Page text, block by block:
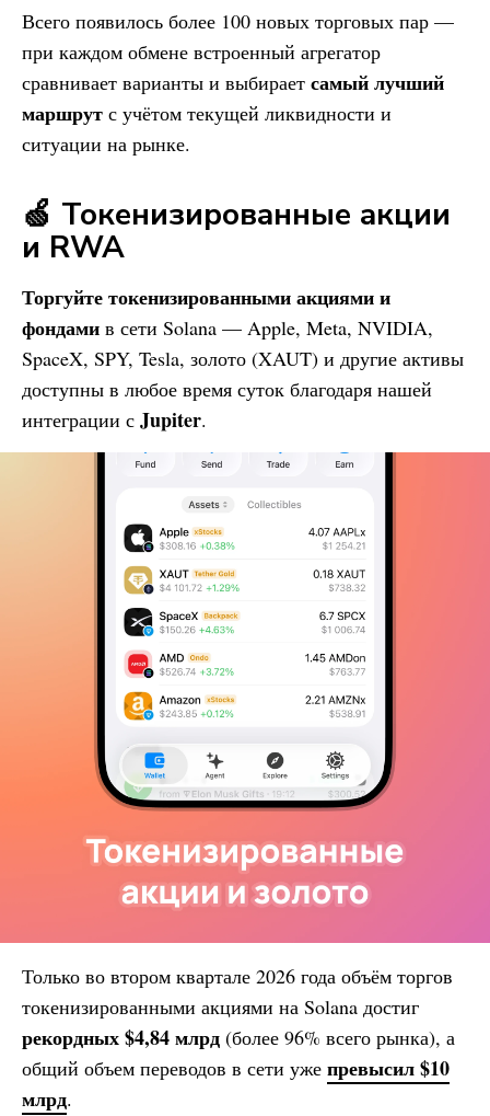
Всего появилось более 100 новых торговых пар —
при каждом обмене встроенный агрегатор
сравнивает варианты и выбирает самый лучший
маршрут с учётом текущей ликвидности и
ситуации на рынке.
🍏 Токенизированные акции
и RWA
Торгуйте токенизированными акциями и
фондами в сети Solana — Apple, Meta, NVIDIA,
SpaceX, SPY, Tesla, золото (XAUT) и другие активы
доступны в любое время суток благодаря нашей
интеграции с Jupiter.
Только во втором квартале 2026 года объём торгов
токенизированными акциями на Solana достиг
рекордных $4,84 млрд (более 96% всего рынка), а
общий объем переводов в сети уже превысил $10
млрд.